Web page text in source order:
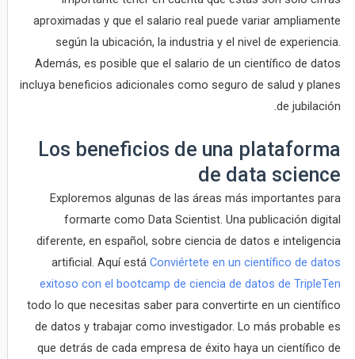
aproximadas y que el salario real puede variar ampliamente
según la ubicación, la industria y el nivel de experiencia.
Además, es posible que el salario de un científico de datos
incluya beneficios adicionales como seguro de salud y planes
de jubilación.
Los beneficios de una plataforma
de data science
Exploremos algunas de las áreas más importantes para
formarte como Data Scientist. Una publicación digital
diferente, en español, sobre ciencia de datos e inteligencia
artificial. Aquí estáConviértete en un científico de datos
exitoso con el bootcamp de ciencia de datos de TripleTen
todo lo que necesitas saber para convertirte en un científico
de datos y trabajar como investigador. Lo más probable es
que detrás de cada empresa de éxito haya un científico de